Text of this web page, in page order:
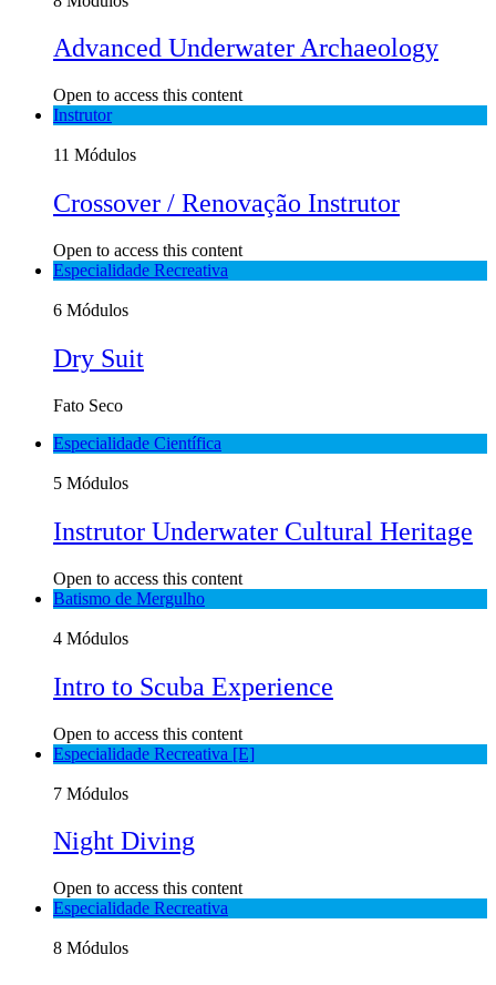
Advanced Underwater Archaeology
Open to access this content
Instrutor
11 Módulos
Crossover / Renovação Instrutor
Open to access this content
Especialidade Recreativa
6 Módulos
Dry Suit
Fato Seco
Especialidade Científica
5 Módulos
Instrutor Underwater Cultural Heritage
Open to access this content
Batismo de Mergulho
4 Módulos
Intro to Scuba Experience
Open to access this content
Especialidade Recreativa [E]
7 Módulos
Night Diving
Open to access this content
Especialidade Recreativa
8 Módulos